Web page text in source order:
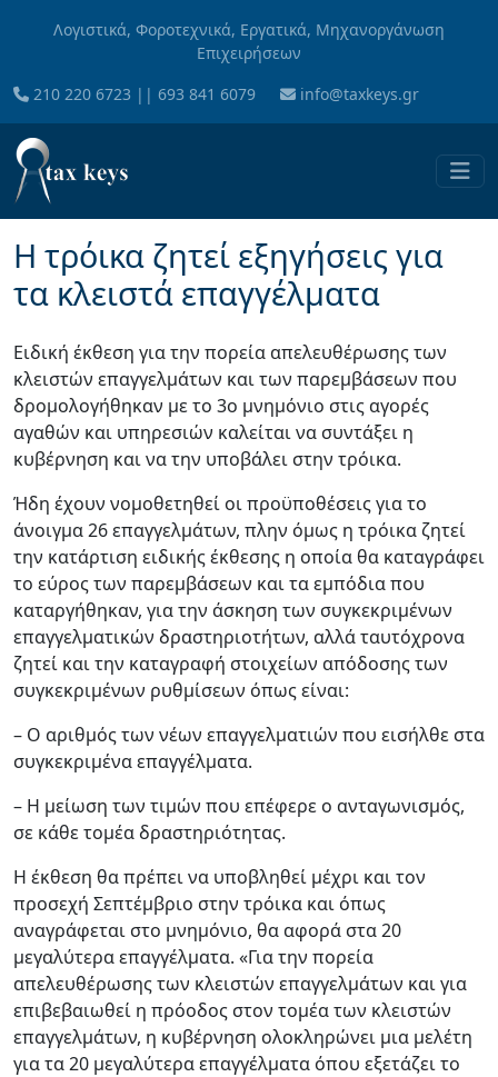
Λογιστικά, Φοροτεχνικά, Εργατικά, Μηχανοργάνωση
Επιχειρήσεων
210 220 6723 || 693 841 6079 info@taxkeys.gr
Η τρόικα ζητεί εξηγήσεις για
τα κλειστά επαγγέλματα
Ειδική έκθεση για την πορεία απελευθέρωσης των
κλειστών επαγγελμάτων και των παρεμβάσεων που
δρομολογήθηκαν με το 3ο μνημόνιο στις αγορές
αγαθών και υπηρεσιών καλείται να συντάξει η
κυβέρνηση και να την υποβάλει στην τρόικα.
Ήδη έχουν νομοθετηθεί οι προϋποθέσεις για το
άνοιγμα 26 επαγγελμάτων, πλην όμως η τρόικα ζητεί
την κατάρτιση ειδικής έκθεσης η οποία θα καταγράφει
το εύρος των παρεμβάσεων και τα εμπόδια που
καταργήθηκαν, για την άσκηση των συγκεκριμένων
επαγγελματικών δραστηριοτήτων, αλλά ταυτόχρονα
ζητεί και την καταγραφή στοιχείων απόδοσης των
συγκεκριμένων ρυθμίσεων όπως είναι:
– Ο αριθμός των νέων επαγγελματιών που εισήλθε στα
συγκεκριμένα επαγγέλματα.
– Η μείωση των τιμών που επέφερε ο ανταγωνισμός,
σε κάθε τομέα δραστηριότητας.
Η έκθεση θα πρέπει να υποβληθεί μέχρι και τον
προσεχή Σεπτέμβριο στην τρόικα και όπως
αναγράφεται στο μνημόνιο, θα αφορά στα 20
μεγαλύτερα επαγγέλματα. «Για την πορεία
απελευθέρωσης των κλειστών επαγγελμάτων και για
επιβεβαιωθεί η πρόοδος στον τομέα των κλειστών
επαγγελμάτων, η κυβέρνηση ολοκληρώνει μια μελέτη
για τα 20 μεγαλύτερα επαγγέλματα όπου εξετάζει το